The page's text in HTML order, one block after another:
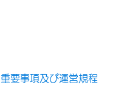
要事項及び運営規程